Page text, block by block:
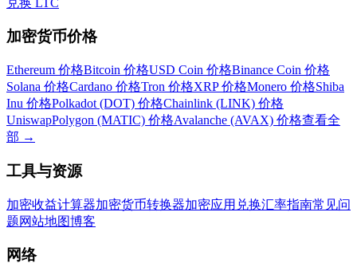
加密货币价格
Ethereum 价格Bitcoin 价格USD Coin 价格Binance Coin 价格
Solana 价格Cardano 价格Tron 价格XRP 价格Monero 价格Shiba
Inu 价格Polkadot (DOT) 价格Chainlink (LINK) 价格
UniswapPolygon (MATIC) 价格Avalanche (AVAX) 价格查看全
部 →
工具与资源
加密收益计算器加密货币转换器加密应用 兑换汇率指南常见问
题网站地图博客
网络